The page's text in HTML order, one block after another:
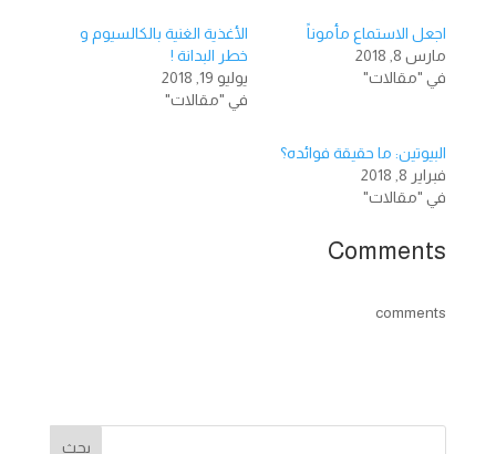
اجعل الاستماع مأموناً
مارس 8, 2018
في "مقالات"
الأغذية الغنية بالكالسيوم و
خطر البدانة !
يوليو 19, 2018
في "مقالات"
البيوتين: ما حقيقة فوائده؟
فبراير 8, 2018
في "مقالات"
Comments
comments